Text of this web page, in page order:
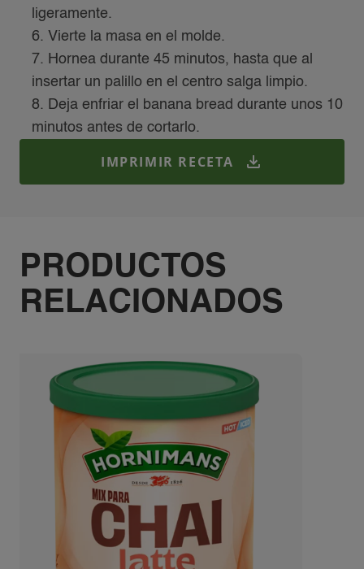
ligeramente.
Vierte la masa en el molde.
Hornea durante 45 minutos, hasta que al
insertar un palillo en el centro salga limpio.
Deja enfriar el banana bread durante unos 10
minutos antes de cortarlo.
IMPRIMIR RECETA
PRODUCTOS
RELACIONADOS